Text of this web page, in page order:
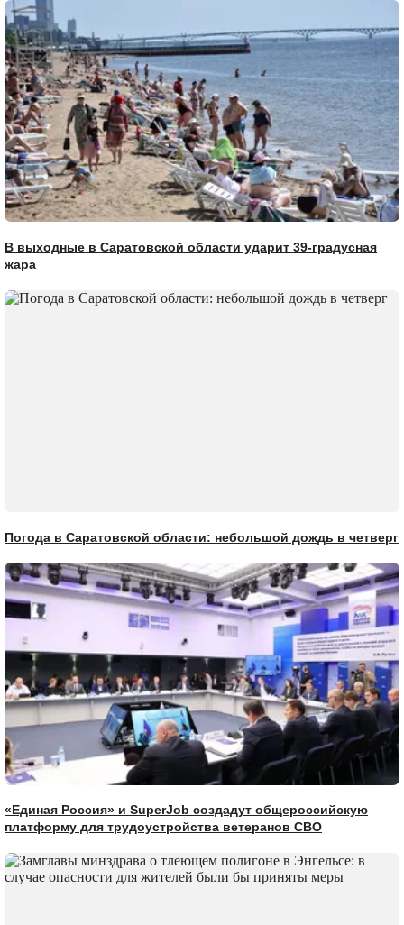
В выходные в Саратовской области ударит 39-градусная
жара
Погода в Саратовской области: небольшой дождь в четверг
«Единая Россия» и SuperJob создадут общероссийскую
платформу для трудоустройства ветеранов СВО